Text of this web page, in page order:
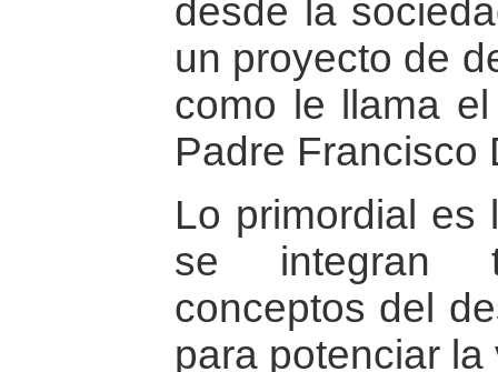
desde la
un proyecto de
como le llama
Padre Francisco
Lo primordial es
se integran
conceptos del
para potenciar la